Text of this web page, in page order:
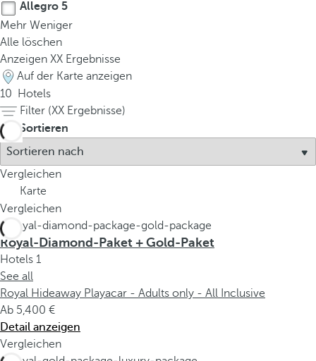
Allegro 5
Mehr Weniger
Alle löschen
Anzeigen XX Ergebnisse
Auf der Karte anzeigen
10
Hotels
Filter (XX Ergebnisse)
Sortieren
Vergleichen
Karte
Vergleichen
Royal-Diamond-Paket + Gold-Paket
Hotels 1
See all
Royal Hideaway Playacar - Adults only - All Inclusive
Ab 5,400
Detail anzeigen
Vergleichen